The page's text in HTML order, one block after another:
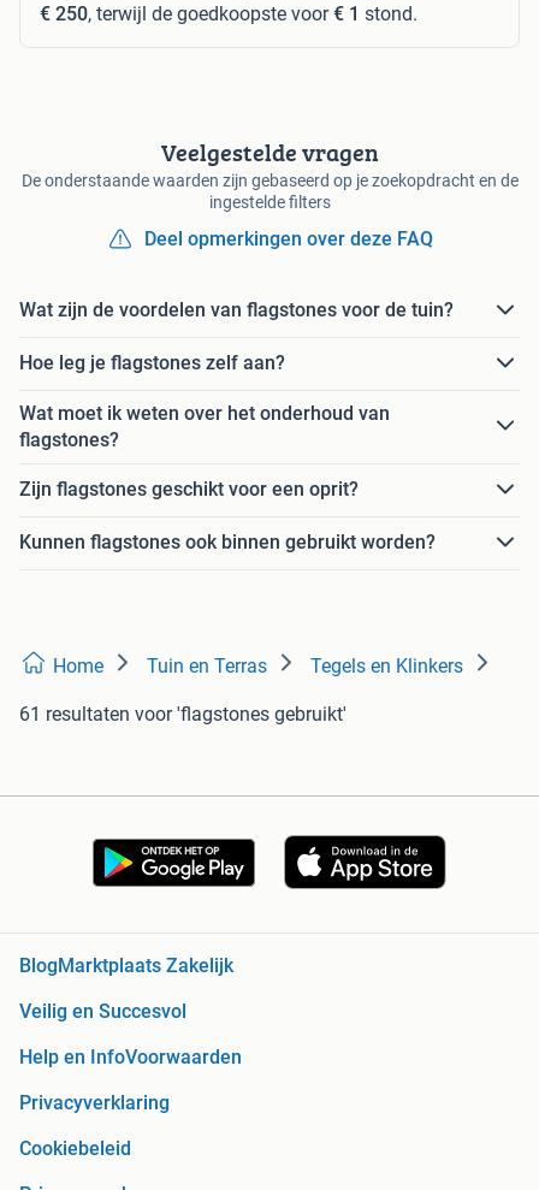
€ 250, terwijl de goedkoopste voor€ 1 stond.
Veelgestelde vragen
De onderstaande waarden zijn gebaseerd op je zoekopdracht en de
ingestelde filters
Deel opmerkingen over deze FAQ
Wat zijn de voordelen van flagstones voor de tuin?
Hoe leg je flagstones zelf aan?
Wat moet ik weten over het onderhoud van
flagstones?
Zijn flagstones geschikt voor een oprit?
Kunnen flagstones ook binnen gebruikt worden?
Home Tuin en Terras Tegels en Klinkers
61 resultaten voor 'flagstones gebruikt'
BlogMarktplaats Zakelijk
Veilig en Succesvol
Help en InfoVoorwaarden
Privacyverklaring
Cookiebeleid